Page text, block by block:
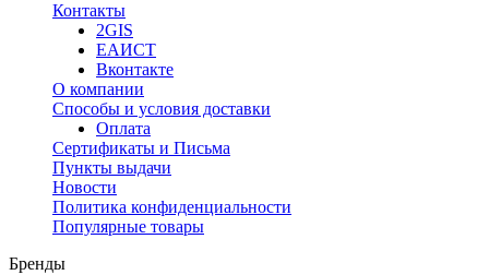
Контакты
2GIS
ЕАИСТ
Вконтакте
О компании
Способы и условия доставки
Оплата
Сертификаты и Письма
Пункты выдачи
Новости
Политика конфиденциальности
Популярные товары
Бренды